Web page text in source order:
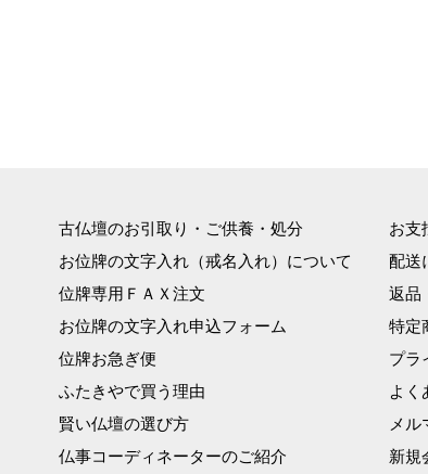
古仏壇のお引取り・ご供養・処分
お位牌の文字入れ（戒名入れ）について
位牌専用ＦＡＸ注文
お位牌の文字入れ申込フォーム
位牌お急ぎ便
ふたきやで買う理由
賢い仏壇の選び方
仏事コーディネーターのご紹介
お支
配送
返品
特定
プラ
よく
メル
新規